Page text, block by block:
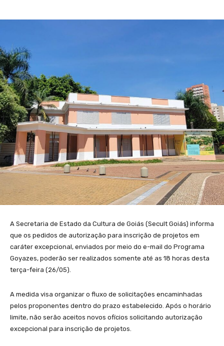
A Secretaria de Estado da Cultura de Goiás (Secult Goiás) informa
que os pedidos de autorização para inscrição de projetos em
caráter excepcional, enviados por meio do e-mail do Programa
Goyazes, poderão ser realizados somente até as 18 horas desta
terça-feira (26/05).
A medida visa organizar o fluxo de solicitações encaminhadas
pelos proponentes dentro do prazo estabelecido. Após o horário
limite, não serão aceitos novos ofícios solicitando autorização
excepcional para inscrição de projetos.